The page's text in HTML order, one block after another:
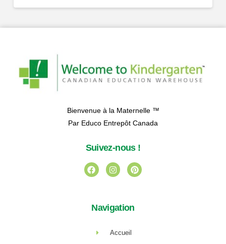
Bienvenue à la Maternelle ™
Par Educo Entrepôt Canada
Suivez-nous !
Navigation
Accueil